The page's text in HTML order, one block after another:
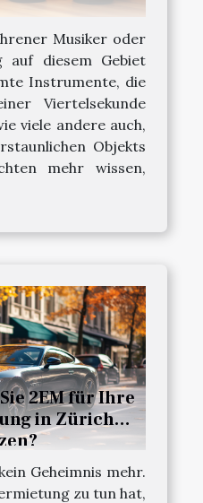
Musiker oder
auf diesem Gebiet
Instrumente, die
Viertelsekunde
viele andere auch,
Objekts
mehr wissen,
2EM für Ihre
in Zürich
Geheimnis mehr.
zu tun hat,